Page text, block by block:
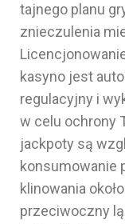
tajnego planu
znieczulenia
kasyno jest
regulacyjny i
w celu ochrony
jackpoty są
konsumowanie
klinowania
przeciwoczny